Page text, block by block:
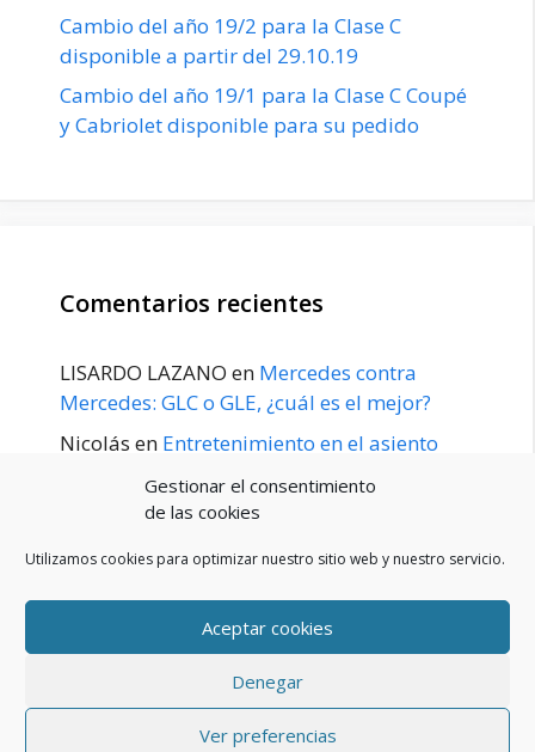
Gestionar el consentimiento
de las cookies
Utilizamos cookies para optimizar nuestro sitio web y nuestro servicio.
Aceptar cookies
Denegar
Ver preferencias
Cambio del año 19/2 para la Clase C
disponible a partir del 29.10.19
Cambio del año 19/1 para la Clase C Coupé
y Cabriolet disponible para su pedido
Comentarios recientes
LISARDO LAZANO en Mercedes contra
Mercedes: GLC o GLE, ¿cuál es el mejor?
Nicolás en Entretenimiento en el asiento
principios de 2020
POLÍTICA DE PRIVACIDAD
Política de cookies (UE)
© 2026 Blog De Mercedes-Benz En Español